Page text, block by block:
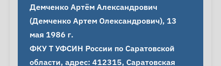
Демченко Артём Александрович
(Демченко Артем Олександрович), 13
мая 1986 г.
ФКУ Т УФСИН России по Саратовской
области, адрес: 412315, Саратовская